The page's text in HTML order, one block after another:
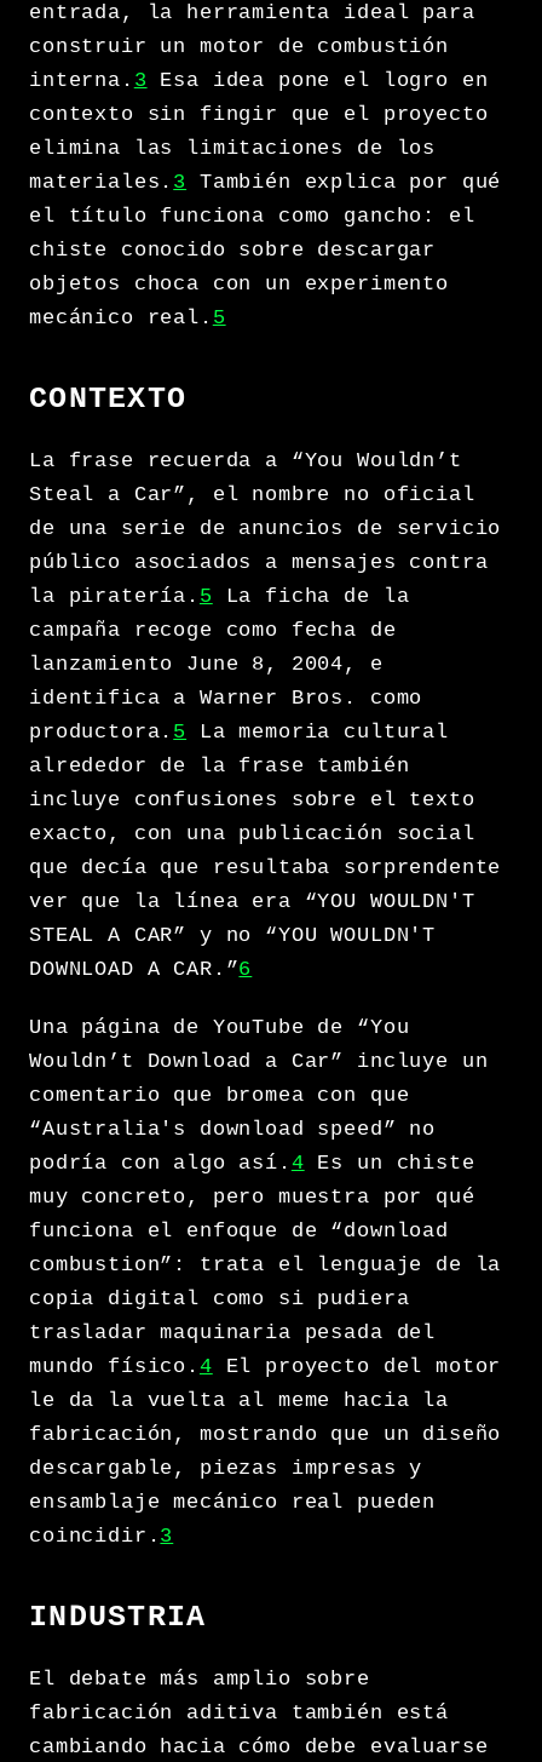
entrada, la herramienta ideal para
construir un motor de combustión
interna. 3 Esa idea pone el logro en
contexto sin fingir que el proyecto
elimina las limitaciones de los
materiales. 3
También explica por qué
el título funciona como gancho: el
chiste conocido sobre descargar
objetos choca con un experimento
mecánico real. 5
CONTEXTO
La frase recuerda a “You Wouldn’t
Steal a Car”, el nombre no oficial
de una serie de anuncios de servicio
público asociados a mensajes contra
la piratería. 5 La ficha de la
campaña recoge como fecha de
lanzamiento June 8, 2004, e
identifica a Warner Bros. como
productora. 5
La memoria cultural
alrededor de la frase también
incluye confusiones sobre el texto
exacto, con una publicación social
que decía que resultaba sorprendente
ver que la línea era “YOU WOULDN'T
STEAL A CAR” y no “YOU WOULDN'T
DOWNLOAD A CAR.”6
Una página de YouTube de “You
Wouldn’t Download a Car” incluye un
comentario que bromea con que
“Australia's download speed” no
podría con algo así. 4 Es un chiste
muy concreto, pero muestra por qué
funciona el enfoque de “download
combustion”: trata el lenguaje de la
copia digital como si pudiera
trasladar maquinaria pesada del
mundo físico. 4 El proyecto del motor
le da la vuelta al meme hacia la
fabricación, mostrando que un diseño
descargable, piezas impresas y
ensamblaje mecánico real pueden
coincidir. 3
INDUSTRIA
El debate más amplio sobre
fabricación aditiva también está
cambiando hacia cómo debe evaluarse